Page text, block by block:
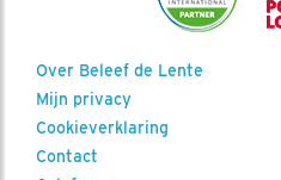
Over Beleef de Lente
Mijn privacy
Cookieverklaring
Contact